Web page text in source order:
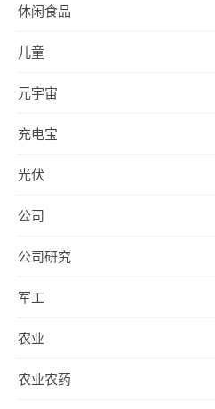
休闲食品
儿童
元宇宙
充电宝
光伏
公司
公司研究
军工
农业
农业农药